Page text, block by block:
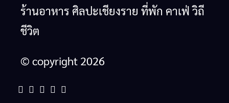
ร้านอาหาร ศิลปะเชียงราย ที่พัก คาเฟ่ วิถี
ชีวิต
© copyright 2026